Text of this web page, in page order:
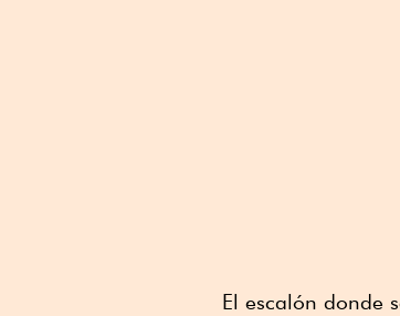
El escalón donde